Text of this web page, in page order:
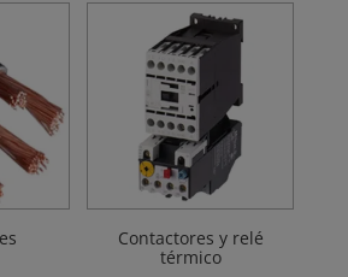
Contactores y relé
térmico